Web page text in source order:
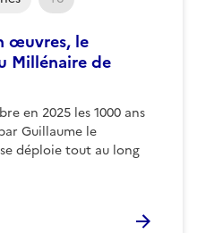
œuvres, le
Millénaire de
en 2025 les 1000 ans
Guillaume le
déploie tout au long